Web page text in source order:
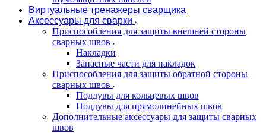
Виртуальные тренажеры сварщика
Аксессуары для сварки
Приспособления для защиты внешней стороны
сварных швов
Накладки
Запасные части для накладок
Приспособления для защиты обратной стороны
сварных швов
Поддувы для кольцевых швов
Поддувы для прямолинейных швов
Дополнительные аксессуары для защиты сварных
швов